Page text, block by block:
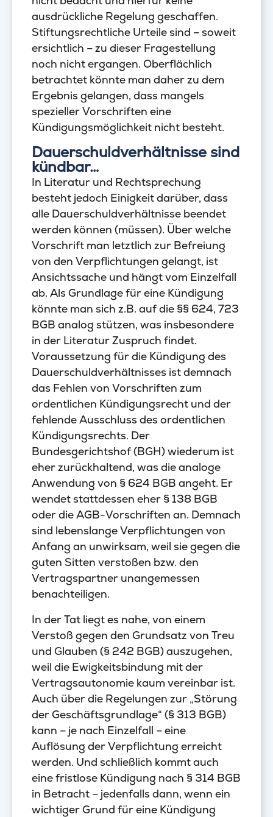
ausdrückliche Regelung geschaffen.
Stiftungsrechtliche Urteile sind – soweit
ersichtlich – zu dieser Fragestellung
noch nicht ergangen. Oberflächlich
betrachtet könnte man daher zu dem
Ergebnis gelangen, dass mangels
spezieller Vorschriften eine
Kündigungsmöglichkeit nicht besteht.
Dauerschuldverhältnisse sind
kündbar…
In Literatur und Rechtsprechung
besteht jedoch Einigkeit darüber, dass
alle Dauerschuldverhältnisse beendet
werden können (müssen). Über welche
Vorschrift man letztlich zur Befreiung
von den Verpflichtungen gelangt, ist
Ansichtssache und hängt vom Einzelfall
ab. Als Grundlage für eine Kündigung
könnte man sich z.B. auf die §§ 624, 723
BGB analog stützen, was insbesondere
in der Literatur Zuspruch findet.
Voraussetzung für die Kündigung des
Dauerschuldverhältnisses ist demnach
das Fehlen von Vorschriften zum
ordentlichen Kündigungsrecht und der
fehlende Ausschluss des ordentlichen
Kündigungsrechts. Der
Bundesgerichtshof (BGH) wiederum ist
eher zurückhaltend, was die analoge
Anwendung von § 624 BGB angeht. Er
wendet stattdessen eher § 138 BGB
oder die AGB-Vorschriften an. Demnach
sind lebenslange Verpflichtungen von
Anfang an unwirksam, weil sie gegen die
guten Sitten verstoßen bzw. den
Vertragspartner unangemessen
benachteiligen.
In der Tat liegt es nahe, von einem
Verstoß gegen den Grundsatz von Treu
und Glauben (§ 242 BGB) auszugehen,
weil die Ewigkeitsbindung mit der
Vertragsautonomie kaum vereinbar ist.
Auch über die Regelungen zur „Störung
der Geschäftsgrundlage“ (§ 313 BGB)
kann – je nach Einzelfall – eine
Auflösung der Verpflichtung erreicht
werden. Und schließlich kommt auch
eine fristlose Kündigung nach § 314 BGB
in Betracht – jedenfalls dann, wenn ein
wichtiger Grund für eine Kündigung